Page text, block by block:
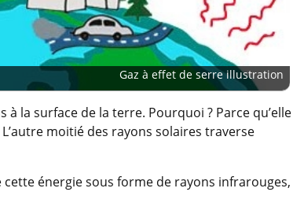
Gaz à effet de serre illustration
à la surface de la terre. Pourquoi ? Parce qu’elle
moitié des rayons solaires traverse
énergie sous forme de rayons infrarouges,